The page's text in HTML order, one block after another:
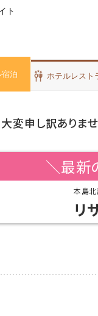
ト
泊 ホテルレスト
大変申し訳ありま
＼最新
本島
リ